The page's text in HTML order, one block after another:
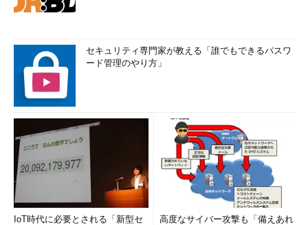
セキュリティ専門家が教える「誰でもできるパスワ
ード管理のやり方」
IoT時代に必要とされる「新型セ
高度なサイバー攻撃も「備えあれ